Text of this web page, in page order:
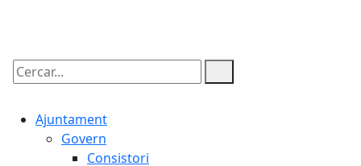
Cercar:
Ajuntament
Govern
Consistori